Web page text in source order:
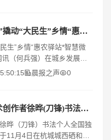
“小驿站”撬动“大民生”乡情“惠农驿站*智慧微店”
生”乡情“惠农驿站*智慧微
（何兵强）在城乡发展不
产品“销售难、运输难、利
晨报之声 0
跨界艺术创作者徐晔(刀锋)书法个人全国独立巡展首站杭州
晔（刀锋）书法个人全国独
11月4日在杭城城西硒和云